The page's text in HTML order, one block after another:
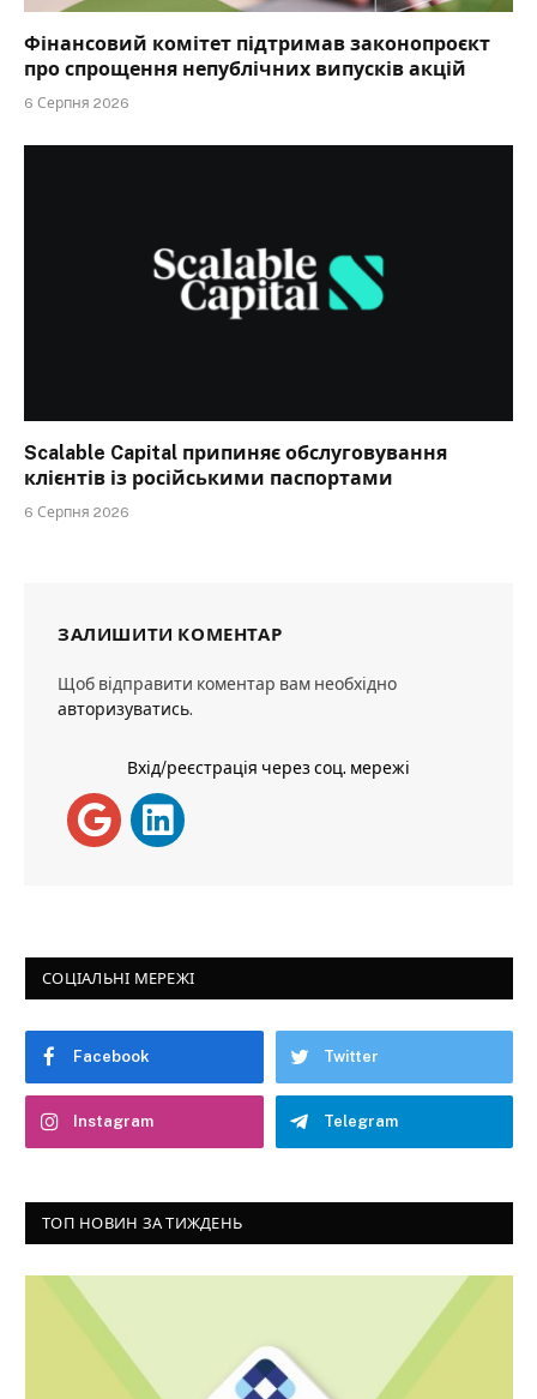
Фінансовий комітет підтримав законопроєкт
про спрощення непублічних випусків акцій
6 Серпня 2026
Scalable Capital припиняє обслуговування
клієнтів із російськими паспортами
6 Серпня 2026
ЗАЛИШИТИ КОМЕНТАР
Щоб відправити коментар вам необхідно
авторизуватись.
Вхід/реєстрація через соц. мережі
СОЦІАЛЬНІ МЕРЕЖІ
Facebook Twitter
Instagram Telegram
ТОП НОВИН ЗА ТИЖДЕНЬ